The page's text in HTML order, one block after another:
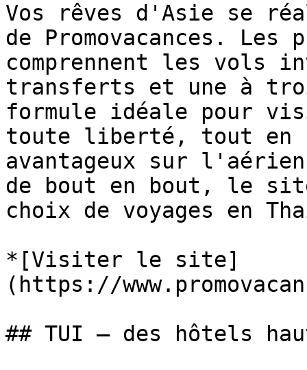
Vos rêves d'Asie se
de Promovacances.
comprennent les vols
transferts et une à
formule idéale pour
toute liberté, tout en
avantageux sur
de bout en bout, le
choix de voyages en
*[Visiter le site]
(https://
## TUI — des hôtels